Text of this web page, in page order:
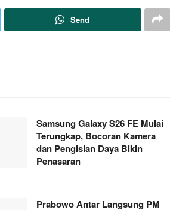
Send
Samsung Galaxy S26 FE Mulai
Terungkap, Bocoran Kamera
dan Pengisian Daya Bikin
Penasaran
Prabowo Antar Langsung PM